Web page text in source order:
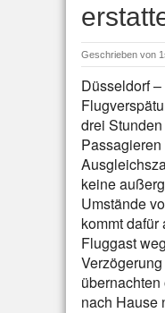
Geschrieben von
Düsseldorf
drei
keine
Umstände
kommt dafür
Fluggast
übernachten
nach Hause